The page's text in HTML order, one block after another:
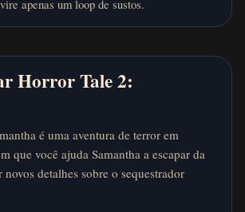
apenas um loop de sustos.
Horror Tale 2:
é uma aventura de terror em
que você ajuda Samantha a escapar da
detalhes sobre o sequestrador